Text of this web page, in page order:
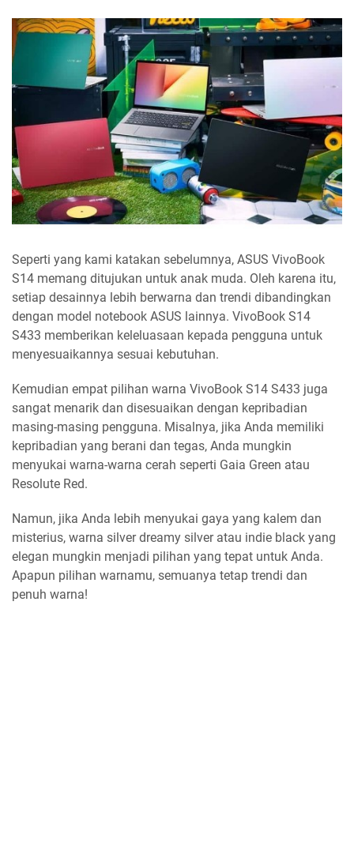
Seperti yang kami katakan sebelumnya, ASUS VivoBook
S14 memang ditujukan untuk anak muda. Oleh karena itu,
setiap desainnya lebih berwarna dan trendi dibandingkan
dengan model notebook ASUS lainnya. VivoBook S14
S433 memberikan keleluasaan kepada pengguna untuk
menyesuaikannya sesuai kebutuhan.
Kemudian empat pilihan warna VivoBook S14 S433 juga
sangat menarik dan disesuaikan dengan kepribadian
masing-masing pengguna. Misalnya, jika Anda memiliki
kepribadian yang berani dan tegas, Anda mungkin
menyukai warna-warna cerah seperti Gaia Green atau
Resolute Red.
Namun, jika Anda lebih menyukai gaya yang kalem dan
misterius, warna silver dreamy silver atau indie black yang
elegan mungkin menjadi pilihan yang tepat untuk Anda.
Apapun pilihan warnamu, semuanya tetap trendi dan
penuh warna!